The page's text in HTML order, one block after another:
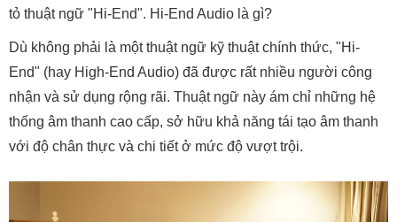
tỏ thuật ngữ "Hi-End". Hi-End Audio là gì?
Dù không phải là một thuật ngữ kỹ thuật chính thức, "Hi-
End" (hay High-End Audio) đã được rất nhiều người công
nhận và sử dụng rộng rãi. Thuật ngữ này ám chỉ những hệ
thống âm thanh cao cấp, sở hữu khả năng tái tạo âm thanh
với độ chân thực và chi tiết ở mức độ vượt trội.